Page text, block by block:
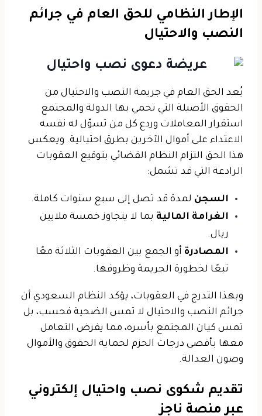
الإطار النظامي للحق العام في جرائم
النصب والاحتيال
يُعد الحق العام في جريمة النصب والاحتيال من
الحقوق الأصيلة التي تحمي بها الدولة والمجتمع
استقرار المعاملات وردع كل من تسوّل له نفسه
الاعتداء على أموال الآخرين بطرق احتيالية. ويعكس
هذا الحق التزام النظام القضائي بتوقيع العقوبات
الرادعة التي قد تشمل:
السجن لمدة قد تصل إلى سبع سنوات كاملة.
الغرامة المالية بما لا يتجاوز خمسة ملايين
ريال.
المصادرة أو الجمع بين العقوبات الثلاثة معًا
تبعًا لخطورة الجريمة وظروفها.
وبهذا التدرج في العقوبات، يؤكد النظام السعودي أن
جرائم النصب والاحتيال لا تمس الضحية فحسب، بل
تمس كيان المجتمع بأسره، مما يفرض التعامل
معها بأقصى درجات الحزم لحماية الحقوق والأموال
وصون العدالة.
تقديم شكوى نصب واحتيال إلكتروني
عبر منصة ناجز